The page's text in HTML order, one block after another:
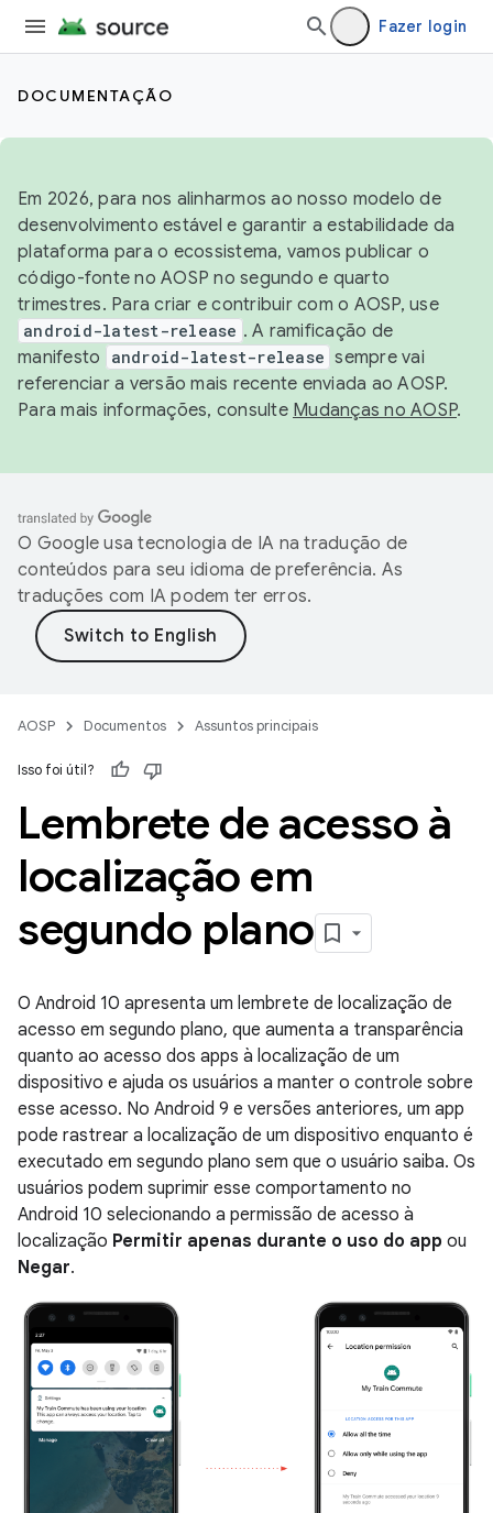
Fazer login
DOCUMENTAÇÃO
Em 2026, para nos alinharmos ao nosso modelo de
desenvolvimento estável e garantir a estabilidade da
plataforma para o ecossistema, vamos publicar o
código-fonte no AOSP no segundo e quarto
trimestres. Para criar e contribuir com o AOSP, use
android-latest-release . A ramificação de
manifesto
android-latest-release sempre vai
referenciar a versão mais recente enviada ao AOSP.
Para mais informações, consulte Mudanças no AOSP.
O Google usa tecnologia de IA na tradução de
conteúdos para seu idioma de preferência. As
traduções com IA podem ter erros.
AOSP Documentos Assuntos principais
Isso foi útil?
Lembrete de acesso à
localização em
segundo plano
O Android 10 apresenta um lembrete de localização de
acesso em segundo plano, que aumenta a transparência
quanto ao acesso dos apps à localização de um
dispositivo e ajuda os usuários a manter o controle sobre
esse acesso. No Android 9 e versões anteriores, um app
pode rastrear a localização de um dispositivo enquanto é
executado em segundo plano sem que o usuário saiba. Os
usuários podem suprimir esse comportamento no
Android 10 selecionando a permissão de acesso à
localização Permitir apenas durante o uso do app ou
Negar.